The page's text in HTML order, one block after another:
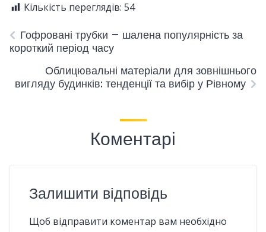
Кількість переглядів: 54
Гофровані трубки – шалена популярність за
короткий період часу
Облицювальні матеріали для зовнішнього
вигляду будинків: тенденції та вибір у Рівному
Коментарі
Залишити відповідь
Щоб відправити коментар вам необхідно